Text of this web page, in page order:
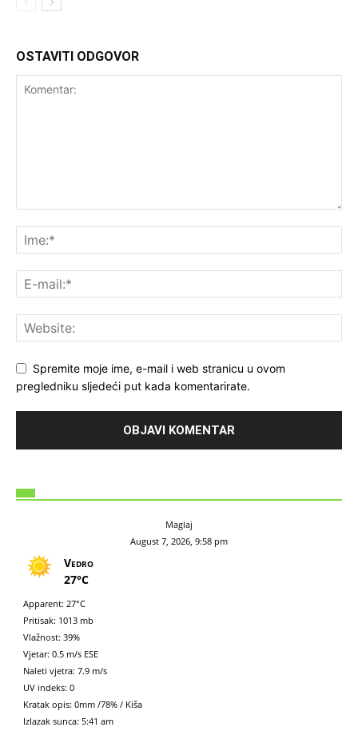
OSTAVITI ODGOVOR
Spremite moje ime, e-mail i web stranicu u ovom
pregledniku sljedeći put kada komentarirate.
Maglaj
August 7, 2026, 9:58 pm
Vedro
27°C
Apparent: 27°C
Pritisak: 1013 mb
Vlažnost: 39%
Vjetar: 0.5 m/s ESE
Naleti vjetra: 7.9 m/s
UV indeks: 0
Kratak opis: 0mm /78% / Kiša
Izlazak sunca: 5:41 am